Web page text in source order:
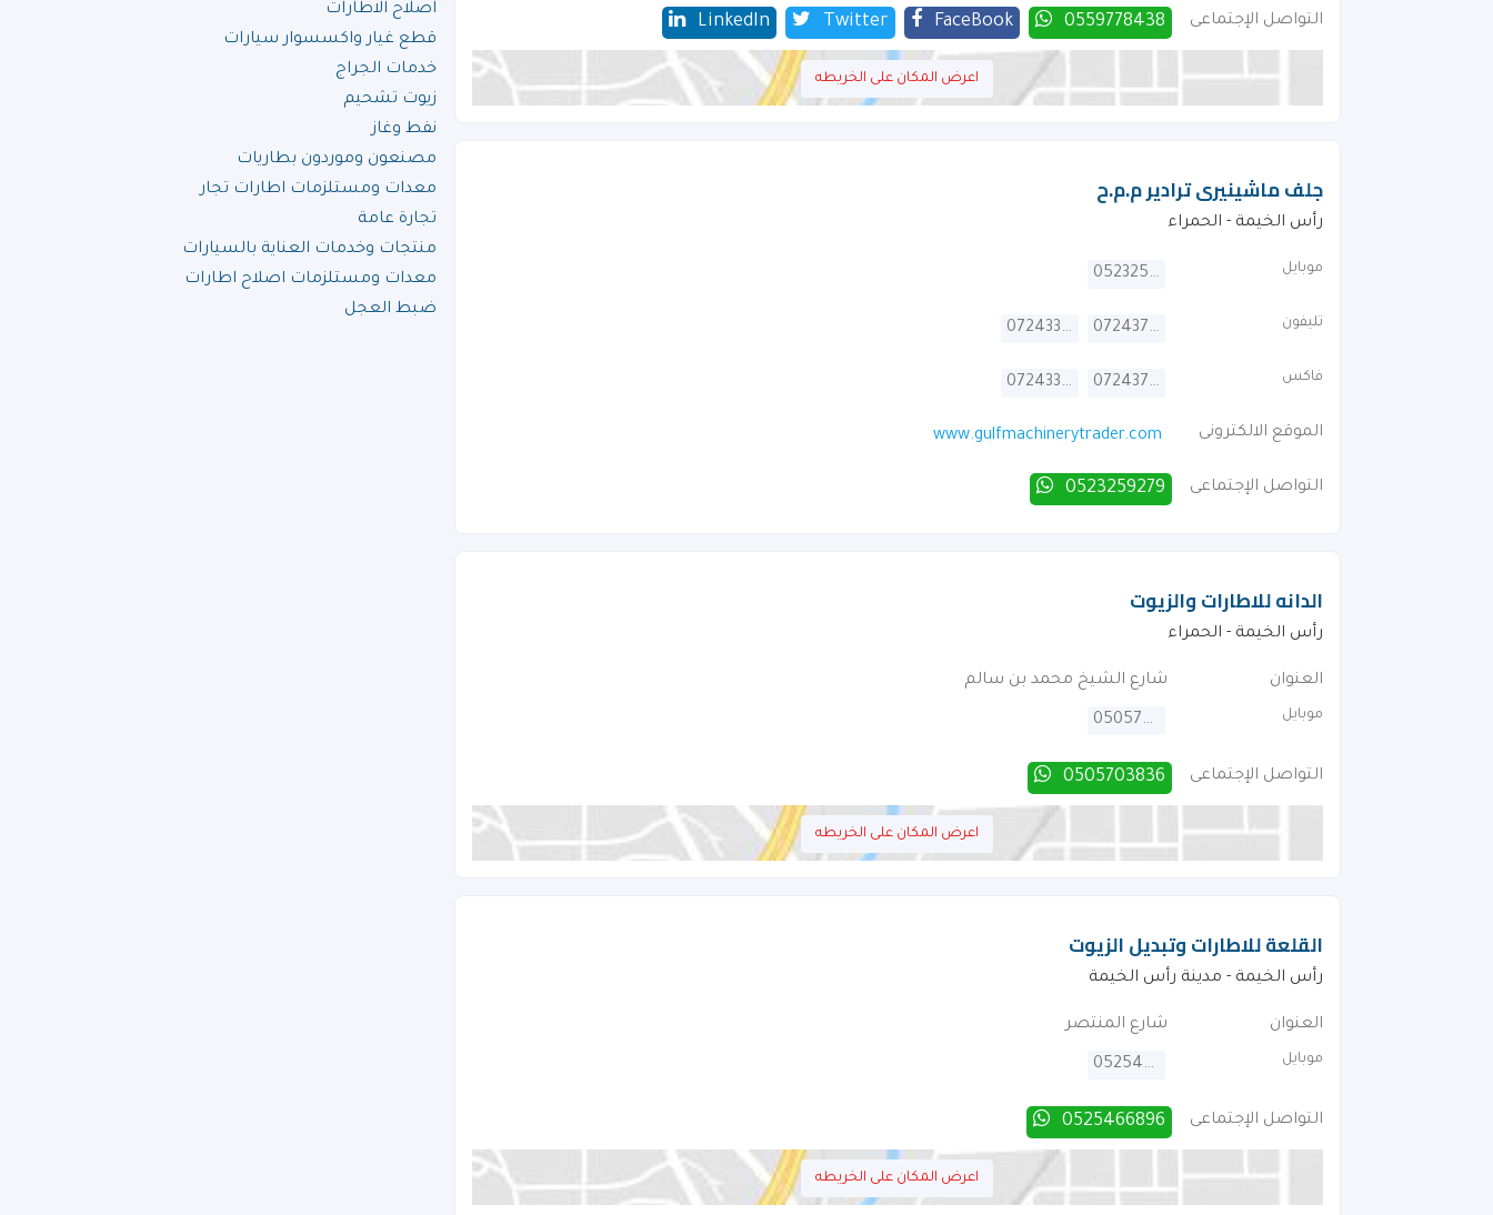
التواصل الإجتماعى 0559778438
FaceBook
Twitter
LinkedIn
اعرض المكان على الخريطه
جلف ماشينيرى ترادير م.م.ح
رأس الخيمة - الحمراء
موبايل 0523259279
تليفون 072437780
072433422
فاكس 072437781
072433424
الموقع الالكترونى www.gulfmachinerytrader.com
التواصل الإجتماعى 0523259279
الدانه للاطارات والزيوت
رأس الخيمة - الحمراء
العنوان شارع الشيخ محمد بن سالم
موبايل 0505703836
التواصل الإجتماعى 0505703836
اعرض المكان على الخريطه
القلعة للاطارات وتبديل الزيوت
رأس الخيمة - مدينة رأس الخيمة
العنوان شارع المنتصر
موبايل 0525466896
التواصل الإجتماعى 0525466896
اعرض المكان على الخريطه
اصلاح الاطارات
قطع غيار واكسسوار سيارات
خدمات الجراج
زيوت تشحيم
نفط وغاز
مصنعون وموردون بطاريات
معدات ومستلزمات اطارات تجار
تجارة عامة
منتجات وخدمات العناية بالسيارات
معدات ومستلزمات اصلاح اطارات
ضبط العجل